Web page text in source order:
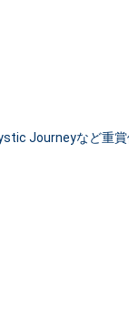
Journeyなど重